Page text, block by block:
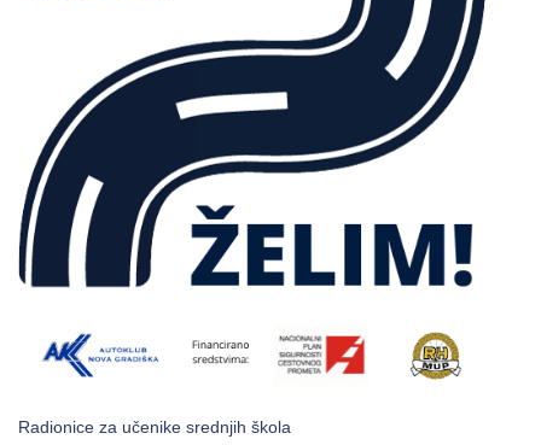
Radionice za učenike srednjih škola